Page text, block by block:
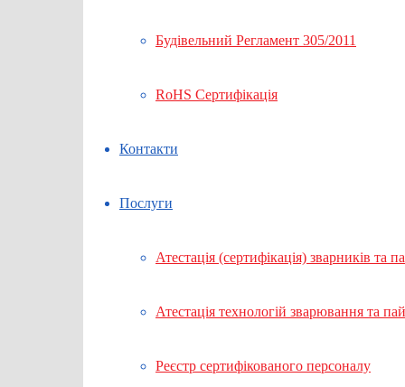
Будівельний Регламент 305/2011
RoHS Сертифікація
Контакти
Послуги
Атестація (сертифікація) зварників та
Атестація технологій зварювання та
Реєстр сертифікованого персоналу